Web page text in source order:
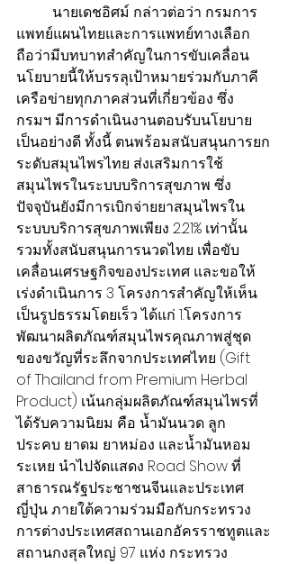
นายเดชอิศม์ กล่าวต่อว่า กรมการ
แพทย์แผนไทยและการแพทย์ทางเลือก
ถือว่ามีบทบาทสำคัญในการขับเคลื่อน
นโยบายนี้ให้บรรลุเป้าหมายร่วมกับภาคี
เครือข่ายทุกภาคส่วนที่เกี่ยวข้อง ซึ่ง
กรมฯ มีการดำเนินงานตอบรับนโยบาย
เป็นอย่างดี ทั้งนี้ ตนพร้อมสนับสนุนการยก
ระดับสมุนไพรไทย ส่งเสริมการใช้
สมุนไพรในระบบบริการสุขภาพ ซึ่ง
ปัจจุบันยังมีการเบิกจ่ายยาสมุนไพรใน
ระบบบริการสุขภาพเพียง 2.21% เท่านั้น
รวมทั้งสนับสนุนการนวดไทย เพื่อขับ
เคลื่อนเศรษฐกิจของประเทศ และขอให้
เร่งดำเนินการ 3 โครงการสำคัญให้เห็น
เป็นรูปธรรมโดยเร็ว ได้แก่ 1.โครงการ
พัฒนาผลิตภัณฑ์สมุนไพรคุณภาพสู่ชุด
ของขวัญที่ระลึกจากประเทศไทย (Gift
of Thailand from Premium Herbal
Product) เน้นกลุ่มผลิตภัณฑ์สมุนไพรที่
ได้รับความนิยม คือ น้ำมันนวด ลูก
ประคบ ยาดม ยาหม่อง และน้ำมันหอม
ระเหย นำไปจัดแสดง Road Show ที่
สาธารณรัฐประชาชนจีนและประเทศ
ญี่ปุ่น ภายใต้ความร่วมมือกับกระทรวง
การต่างประเทศสถานเอกอัครราชทูตและ
สถานกงสุลใหญ่ 97 แห่ง กระทรวง